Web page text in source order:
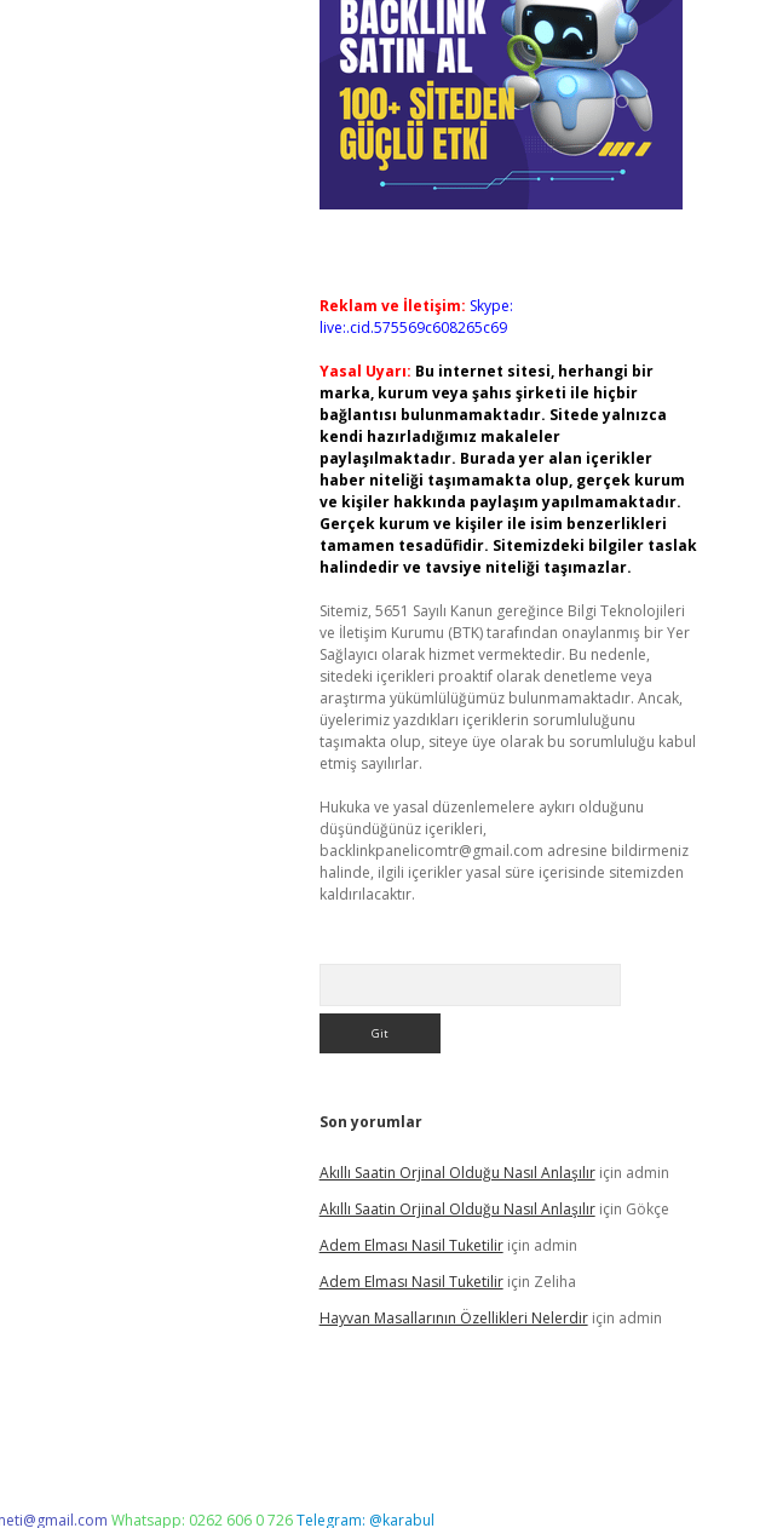
Reklam ve İletişim: Skype:
live:.cid.575569c608265c69
Yasal Uyarı: Bu internet sitesi, herhangi bir
marka, kurum veya şahıs şirketi ile hiçbir
bağlantısı bulunmamaktadır. Sitede yalnızca
kendi hazırladığımız makaleler
paylaşılmaktadır. Burada yer alan içerikler
haber niteliği taşımamakta olup, gerçek kurum
ve kişiler hakkında paylaşım yapılmamaktadır.
Gerçek kurum ve kişiler ile isim benzerlikleri
tamamen tesadüfidir. Sitemizdeki bilgiler taslak
halindedir ve tavsiye niteliği taşımazlar.
Sitemiz, 5651 Sayılı Kanun gereğince Bilgi Teknolojileri
ve İletişim Kurumu (BTK) tarafından onaylanmış bir Yer
Sağlayıcı olarak hizmet vermektedir. Bu nedenle,
sitedeki içerikleri proaktif olarak denetleme veya
araştırma yükümlülüğümüz bulunmamaktadır. Ancak,
üyelerimiz yazdıkları içeriklerin sorumluluğunu
taşımakta olup, siteye üye olarak bu sorumluluğu kabul
etmiş sayılırlar.
Hukuka ve yasal düzenlemelere aykırı olduğunu
düşündüğünüz içerikleri,
backlinkpanelicomtr@gmail.com adresine bildirmeniz
halinde, ilgili içerikler yasal süre içerisinde sitemizden
kaldırılacaktır.
Son yorumlar
Akıllı Saatin Orjinal Olduğu Nasıl Anlaşılıriçin admin
Akıllı Saatin Orjinal Olduğu Nasıl Anlaşılıriçin Gökçe
Adem Elması Nasil Tuketiliriçin admin
Adem Elması Nasil Tuketiliriçin Zeliha
Hayvan Masallarının Özellikleri Nelerdiriçin admin
Whatsapp: 0262 606 0 726Telegram: @karabul